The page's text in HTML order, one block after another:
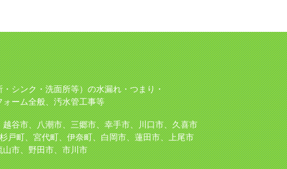
シンク・洗面所等）の水漏れ・つまり・
ーム全般、汚水管工事等
谷市、八潮市、三郷市、幸手市、川口市、久喜市
戸町、宮代町、伊奈町、白岡市、蓮田市、上尾市
市、野田市、市川市